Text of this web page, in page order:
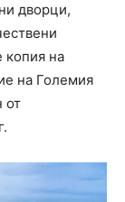
дворци,
копия на
на Големия
от